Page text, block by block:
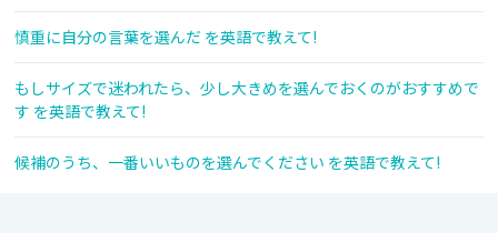
慎重に自分の言葉を選んだ を英語で教えて!
もしサイズで迷われたら、少し大きめを選んでおくのがおすすめで
す を英語で教えて!
候補のうち、一番いいものを選んでください を英語で教えて!